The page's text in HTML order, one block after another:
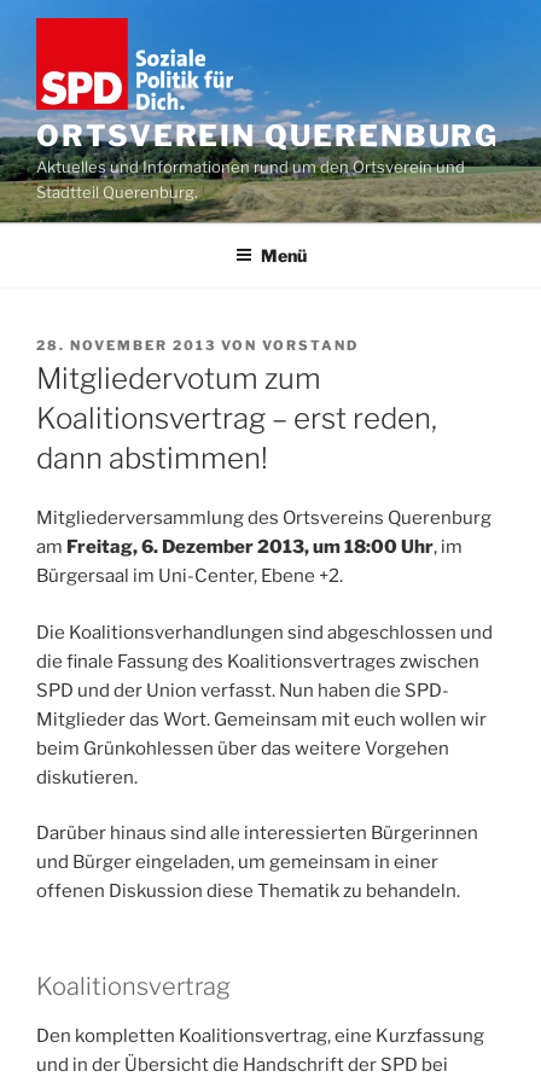
Zum
springen
ORTSVEREIN QUERENBURG
Aktuelles und Informationen rund um den Ortsverein und
Stadtteil Querenburg.
Menü
VERÖFFENTLICHT
AM
28. NOVEMBER 2013 VON VORSTAND
Mitgliedervotum zum
Koalitionsvertrag – erst reden,
dann abstimmen!
Mitgliederversammlung des Ortsvereins Querenburg
am Freitag, 6. Dezember 2013, um 18:00 Uhr, im
Bürgersaal im Uni-Center, Ebene +2.
Die Koalitionsverhandlungen sind abgeschlossen und
die finale Fassung des Koalitionsvertrages zwischen
SPD und der Union verfasst. Nun haben die SPD-
Mitglieder das Wort. Gemeinsam mit euch wollen wir
beim Grünkohlessen über das weitere Vorgehen
diskutieren.
Darüber hinaus sind alle interessierten Bürgerinnen
und Bürger eingeladen, um gemeinsam in einer
offenen Diskussion diese Thematik zu behandeln.
Koalitionsvertrag
Den kompletten Koalitionsvertrag, eine Kurzfassung
und in der Übersicht die Handschrift der SPD bei